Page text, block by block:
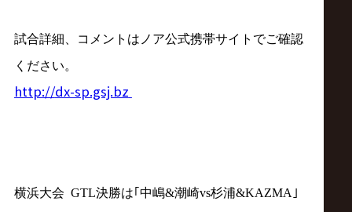
式
サ
イ
試合詳細、コメントはノア公式携帯サイトでご確認
ください。
http://dx-sp.gsj.bz
横浜大会 GTL決勝は｢中嶋&潮崎vs杉浦&KAZMA｣